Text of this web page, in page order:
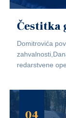
Čestitka
Domitrovića
redarstvene